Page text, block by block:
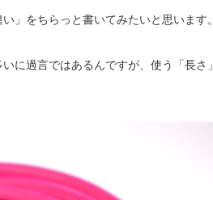
」をちらっと書いてみたいと思います。
に過言ではあるんですが、使う「長さ」